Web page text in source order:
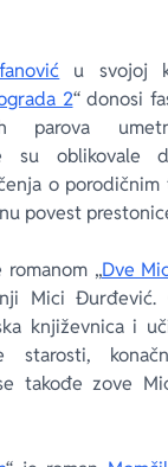
u svojoj
2“ donosi
parova
su oblikovale
o porodičnim
povest
„Dve
Mici Đurđević.
književnica i
starosti,
takođe zove